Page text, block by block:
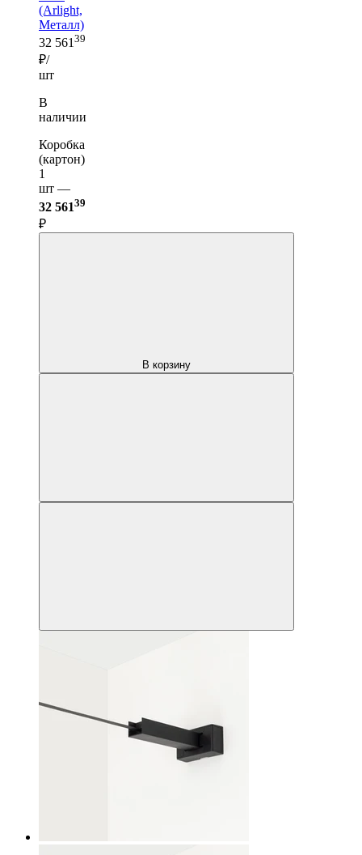
(Arlight,
Металл)
32 561 39
₽/
шт
В
наличии
Коробка
(картон)
1
шт —
32 56139
₽
В корзину